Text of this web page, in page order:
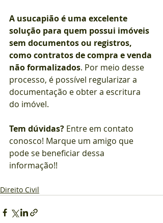
A usucapião é uma excelente
solução para quem possui imóveis
sem documentos ou registros,
como contratos de compra e venda
não formalizados. Por meio desse
processo, é possível regularizar a
documentação e obter a escritura
do imóvel.
Tem dúvidas? Entre em contato
conosco! Marque um amigo que
pode se beneficiar dessa
informação!!
Direito Civil